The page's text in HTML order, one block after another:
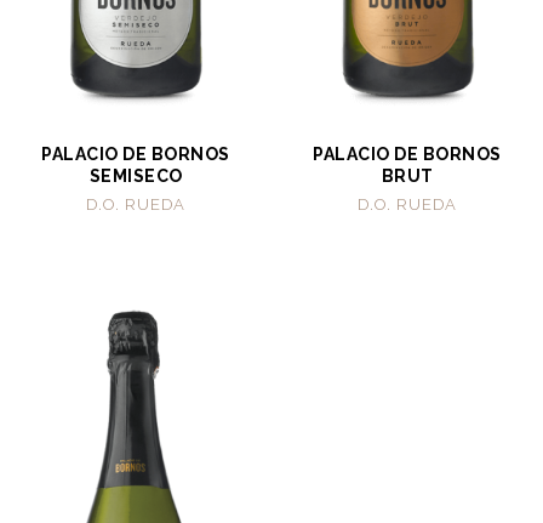
PALACIO DE BORNOS
SEMISECO
D.O. RUEDA
PALACIO DE BORNOS
BRUT
D.O. RUEDA